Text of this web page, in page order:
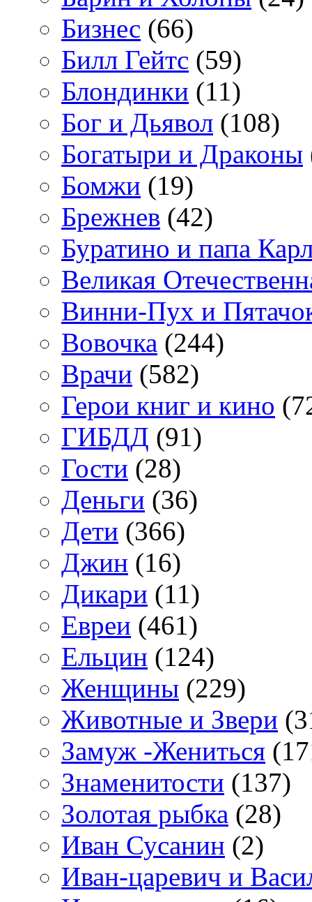
Бизнес (66)
Билл Гейтс (59)
Блондинки (11)
Бог и Дьявол (108)
Богатыри и Драконы
Бомжи (19)
Брежнев (42)
Буратино и папа
Великая
Винни-Пух и
Вовочка (244)
Врачи (582)
Герои книг и кино
ГИБДД (91)
Гости (28)
Деньги (36)
Дети (366)
Джин (16)
Дикари (11)
Евреи (461)
Ельцин (124)
Женщины (229)
Животные и Звери
Замуж -Жениться
Знаменитости (137)
Золотая рыбка (28)
Иван Сусанин (2)
Иван-царевич и